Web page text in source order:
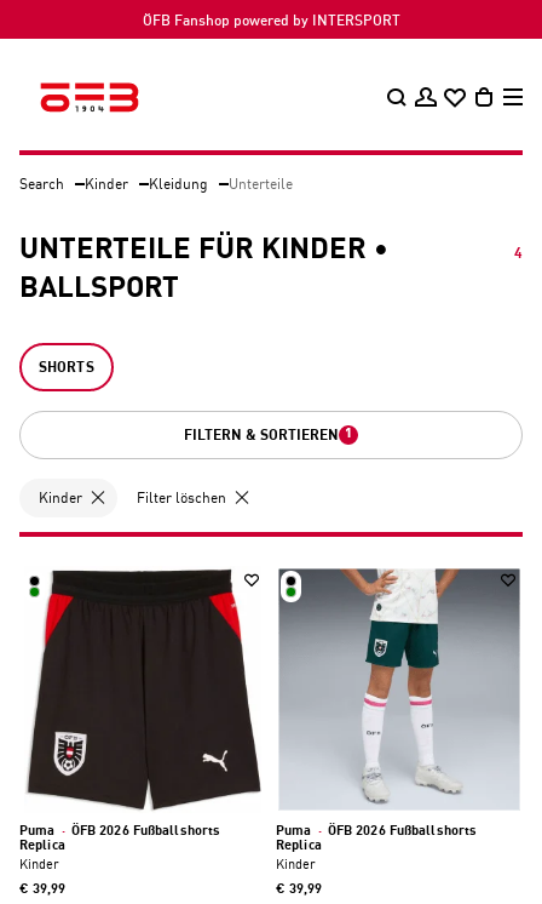
ÖFB Fanshop powered by INTERSPORT
Search Kinder Kleidung Unterteile
UNTERTEILE FÜR KINDER •
BALLSPORT
4
SHORTS
FILTERN & SORTIEREN 1
Kinder Filter löschen
Puma · ÖFB 2026 Fußballshorts
Replica
Kinder
€ 39,99
Puma · ÖFB 2026 Fußballshorts
Replica
Kinder
€ 39,99